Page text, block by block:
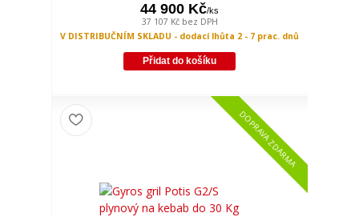
44 900 Kč/ks
37 107 Kč bez DPH
V DISTRIBUČNÍM SKLADU - dodací lhůta 2 - 7 prac. dnů
Přidat do košíku
DOPRAVA ZDARMA